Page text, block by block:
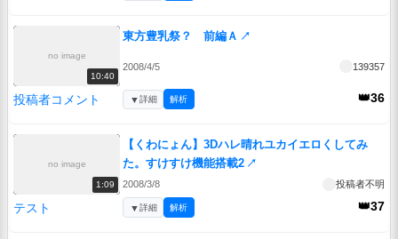
no image
10:40
東方豊乳祭？ 前編Ａ ↗
2008/4/5 139357
投稿者コメント 👑36
▼詳細 解析
no image
1:09
【くわにょん】3Dハレ晴れユカイエロくしてみ
た。すけすけ機能搭載2 ↗
2008/3/8 投稿者不明
テスト 👑37
▼詳細 解析